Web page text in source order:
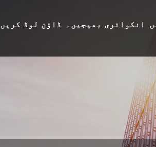
ڈاؤن لوڈ کریں انکوائری بھیجیں۔